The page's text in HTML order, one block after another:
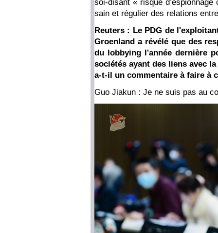
soi-disant « risque
sain et régulier des relations
Reuters : Le PDG de
Groenland a révélé que des
du lobbying l'année dernière
sociétés ayant des liens avec
a-t-il un commentaire à faire à
Guo Jiakun : Je ne suis pas au